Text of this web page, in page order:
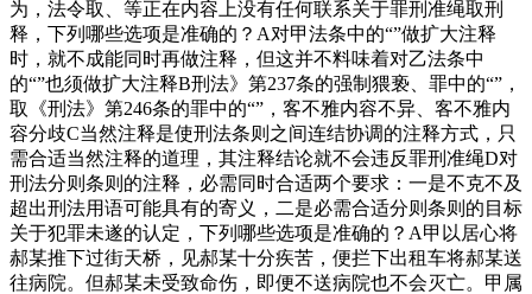
为，法令取、等正在内容上没有任何联系关于罪刑准绳取刑
释，下列哪些选项是准确的？A对甲法条中的“”做扩大注释
时，就不成能同时再做注释，但这并不料味着对乙法条中
的“”也须做扩大注释B刑法》第237条的强制猥亵、罪中的“”，
取《刑法》第246条的罪中的“”，客不雅内容不异、客不雅内
容分歧C当然注释是使刑法条则之间连结协调的注释方式，只
需合适当然注释的道理，其注释结论就不会违反罪刑准绳D对
刑法分则条则的注释，必需同时合适两个要求：一是不克不及
超出刑法用语可能具有的寄义，二是必需合适分则条则的目标
关于犯罪未遂的认定，下列哪些选项是准确的？A甲以居心将
郝某推下过街天桥，见郝某十分疾苦，便拦下出租车将郝某送
往病院。但郝某未受致命伤，即便不送病院也不会灭亡。甲属